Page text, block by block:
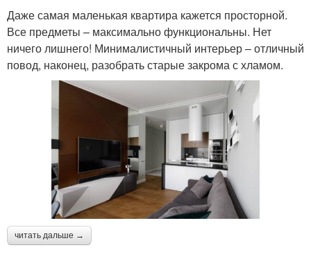
Даже самая маленькая квартира кажется просторной.
Все предметы – максимально функциональны. Нет
ничего лишнего! Минималистичный интерьер – отличный
повод, наконец, разобрать старые закрома с хламом.
читать дальше →